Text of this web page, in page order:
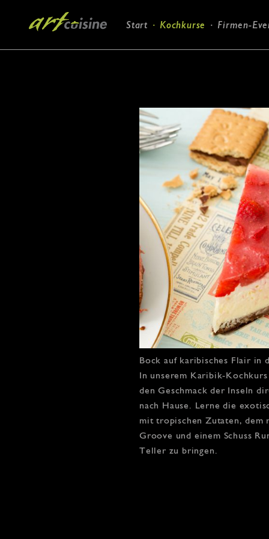
Navigation
Start Kochkurse Firmen-
Bock auf karibisches Flair in
In unserem Karibik-Kochkurs
den Geschmack der Inseln
nach Hause. Lerne die
mit tropischen Zutaten, dem
Groove und einem Schuss
Teller zu bringen.